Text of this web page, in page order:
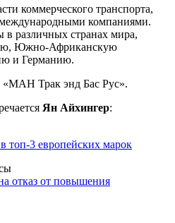
коммерческого транспорта,
компаниями.
в различных странах мира,
Южно-Африканскую
и Германию.
«МАН Трак энд Бас Рус».
Ян Айхингер:
топ-3 европейских марок
отказ от повышения